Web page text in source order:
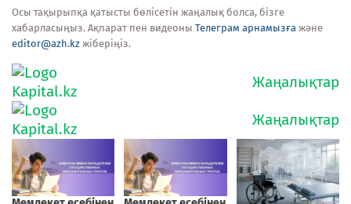
Осы тақырыпқа қатысты бөлісетін жаңалық болса, бізге
хабарласыңыз. Ақпарат пен видеоны Телеграм арнамызға және
editor@azh.kz жіберіңіз.